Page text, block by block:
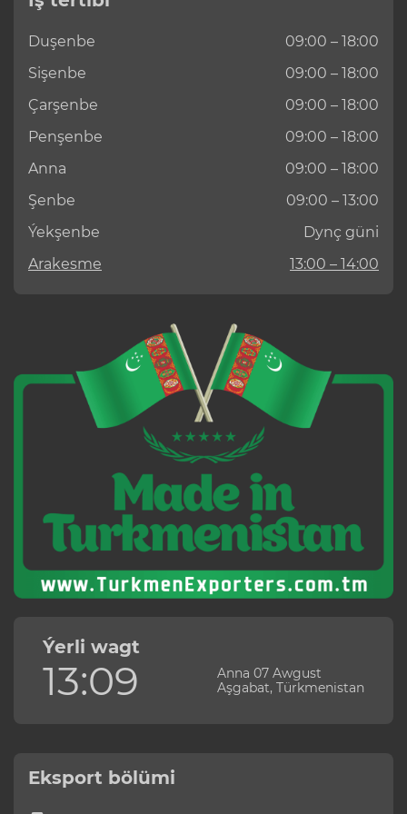
Duşenbe
09:00 – 18:00
Sişenbe
09:00 – 18:00
Çarşenbe
09:00 – 18:00
Penşenbe
09:00 – 18:00
Anna
09:00 – 18:00
Şenbe
09:00 – 13:00
Ýekşenbe
Dynç güni
Arakesme
13:00 – 14:00
Ýerli wagt
13:09
Anna 07 Awgust
Aşgabat, Türkmenistan
Eksport bölümi